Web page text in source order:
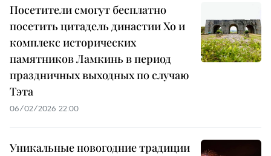
Посетители смогут бесплатно
посетить цитадель династии Хо и
комплекс исторических
памятников Ламкинь в период
праздничных выходных по случаю
Тэта
06/02/2026 22:00
Уникальные новогодние традиции